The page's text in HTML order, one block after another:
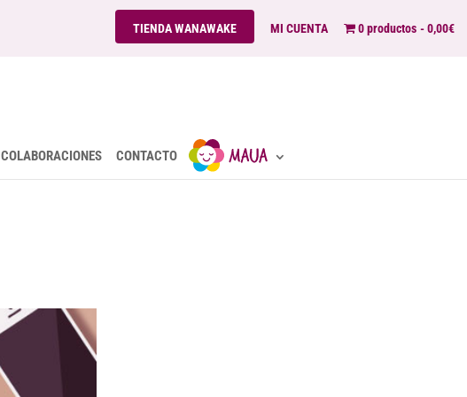
TIENDA WANAWAKE MI CUENTA 0 productos 0,00€
COLABORACIONES CONTACTO